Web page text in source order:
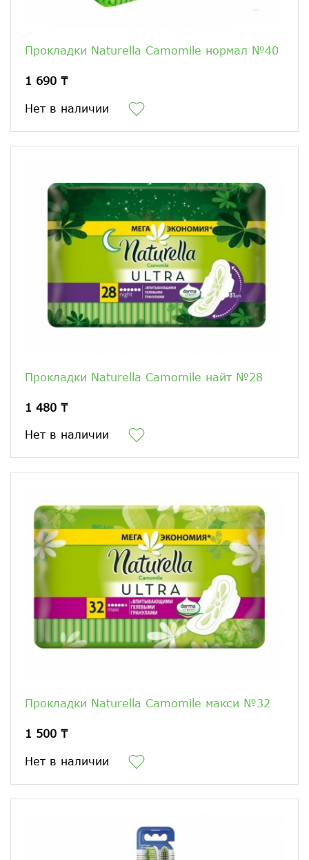
Прокладки Naturella Camomile нормал №40
1 690 ₸
Нет в наличии
Прокладки Naturella Camomile найт №28
1 480 ₸
Нет в наличии
Прокладки Naturella Camomile макси №32
1 500 ₸
Нет в наличии